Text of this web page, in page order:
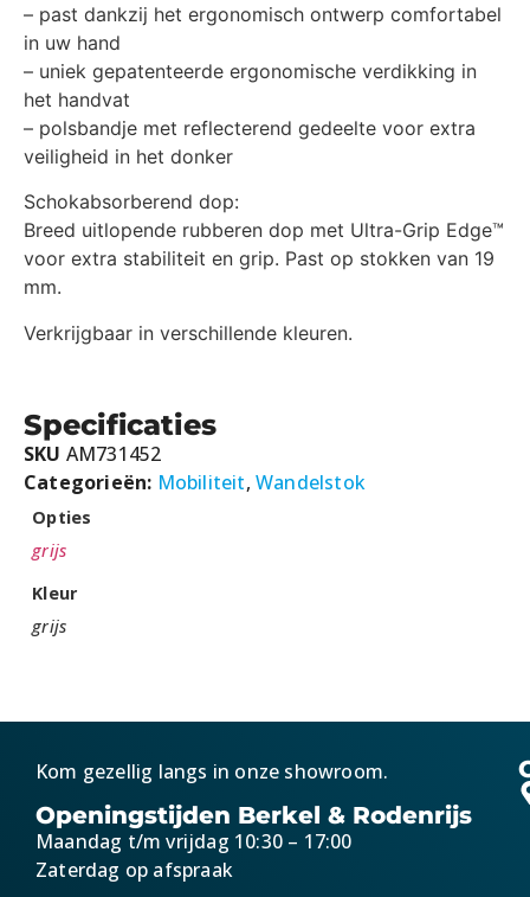
– past dankzij het ergonomisch ontwerp comfortabel
in uw hand
– uniek gepatenteerde ergonomische verdikking in
het handvat
– polsbandje met reflecterend gedeelte voor extra
veiligheid in het donker
Schokabsorberend dop:
Breed uitlopende rubberen dop met Ultra-Grip Edge™
voor extra stabiliteit en grip. Past op stokken van 19
mm.
Verkrijgbaar in verschillende kleuren.
Specificaties
SKU AM731452
Categorieën: Mobiliteit,Wandelstok
Opties
grijs
Kleur
grijs
Kom gezellig langs in onze showroom.
Openingstijden Berkel & Rodenrijs
Maandag t/m vrijdag 10:30 – 17:00
Zaterdag op afspraak